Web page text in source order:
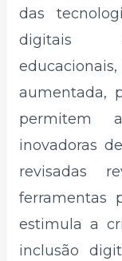
das
digitais
aumentada,
permitem
inovadoras
revisadas
ferramentas
estimula a
inclusão